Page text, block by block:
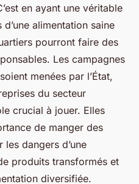
en ayant une véritable
alimentation saine
pourront faire des
Les campagnes
menées par l’État,
du secteur
crucial à jouer. Elles
de manger des
les dangers d’une
produits transformés et
diversifiée.